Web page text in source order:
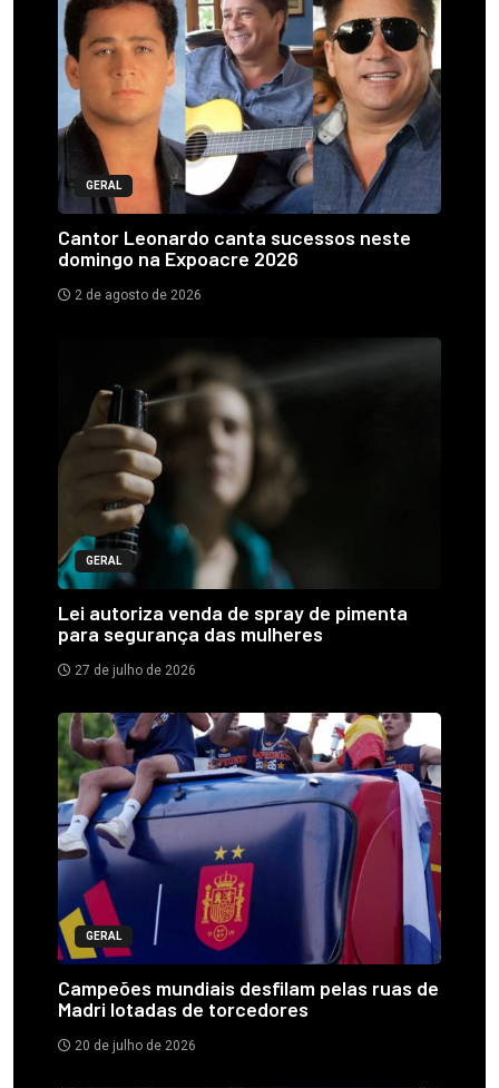
GERAL
Cantor Leonardo canta sucessos neste
domingo na Expoacre 2026
2 de agosto de 2026
GERAL
Lei autoriza venda de spray de pimenta
para segurança das mulheres
27 de julho de 2026
GERAL
Campeões mundiais desfilam pelas ruas de
Madri lotadas de torcedores
20 de julho de 2026